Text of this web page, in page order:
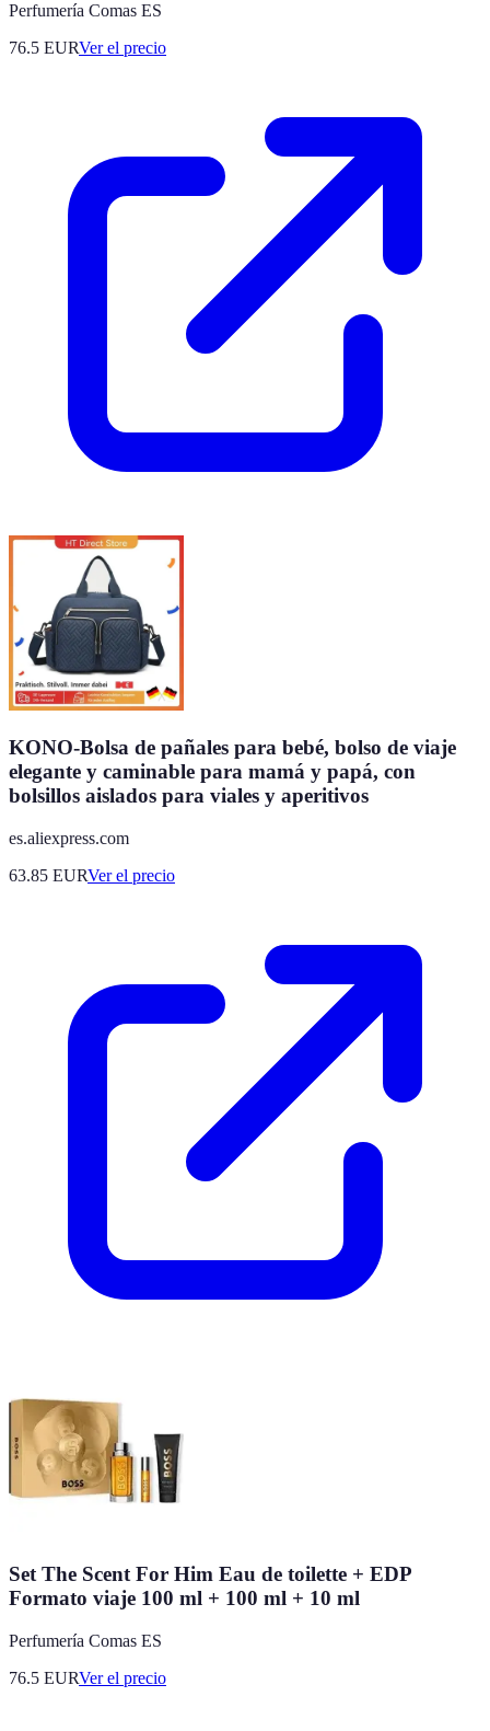
Perfumería Comas ES
76.5 EURVer el precio
KONO-Bolsa de pañales para bebé, bolso de viaje
elegante y caminable para mamá y papá, con
bolsillos aislados para viales y aperitivos
es.aliexpress.com
63.85 EURVer el precio
Set The Scent For Him Eau de toilette + EDP
Formato viaje 100 ml + 100 ml + 10 ml
Perfumería Comas ES
76.5 EURVer el precio